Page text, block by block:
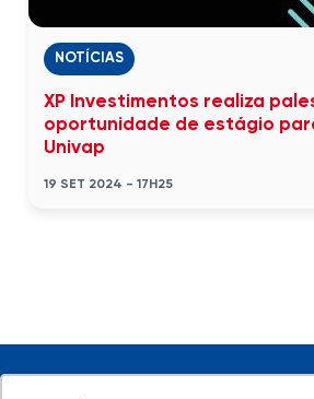
NOTÍCIAS
XP Investimentos realiza
oportunidade de estágio
Univap
19 SET 2024 - 17H25